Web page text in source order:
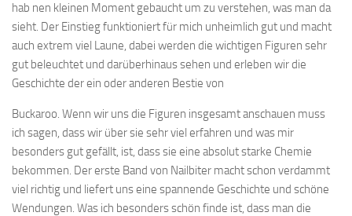
hab nen kleinen Moment gebaucht um zu verstehen, was man da
sieht. Der Einstieg funktioniert für mich unheimlich gut und macht
auch extrem viel Laune, dabei werden die wichtigen Figuren sehr
gut beleuchtet und darüberhinaus sehen und erleben wir die
Geschichte der ein oder anderen Bestie von
Buckaroo. Wenn wir uns die Figuren insgesamt anschauen muss
ich sagen, dass wir über sie sehr viel erfahren und was mir
besonders gut gefällt, ist, dass sie eine absolut starke Chemie
bekommen. Der erste Band von Nailbiter macht schon verdammt
viel richtig und liefert uns eine spannende Geschichte und schöne
Wendungen. Was ich besonders schön finde ist, dass man die